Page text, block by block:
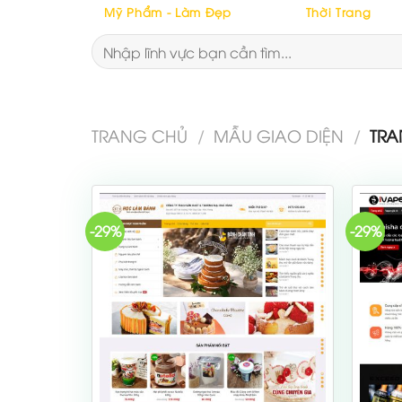
Mỹ Phẩm - Làm Đẹp Thời Trang
Tìm
kiếm:
TRANG CHỦ / MẪU GIAO DIỆN /
-29% -29%